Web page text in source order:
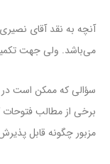
آنچه به نقد آقای
می‌باشد. ولی جهت
سؤالی که ممکن است در
برخی از مطالب فتوحات
مزبور چگونه قابل